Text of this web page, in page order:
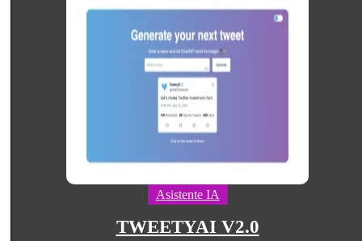
Asistente IA
TWEETYAI V2.0